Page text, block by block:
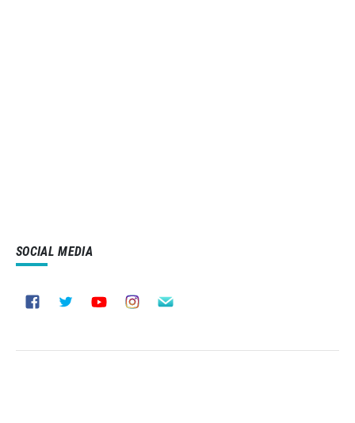
SOCIAL MEDIA